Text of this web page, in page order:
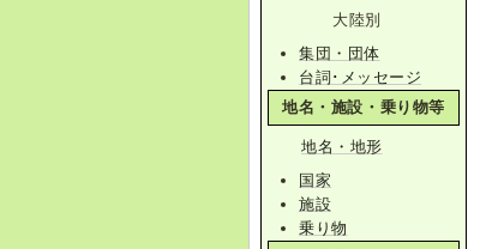
大陸別
集団・団体
台詞･メッセージ
地名・施設・乗り物等
地名・地形
国家
施設
乗り物